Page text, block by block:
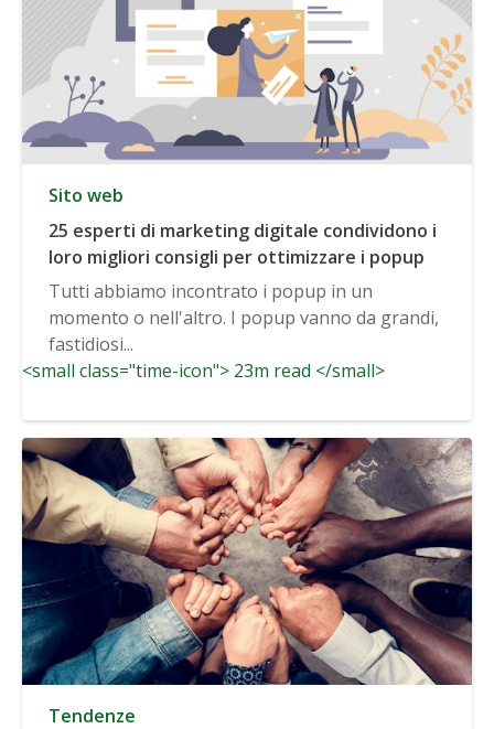
Sito web
25 esperti di marketing digitale condividono i
loro migliori consigli per ottimizzare i popup
Tutti abbiamo incontrato i popup in un
momento o nell'altro. I popup vanno da grandi,
fastidiosi...
<small class="time-icon"> 23m read </small>
Tendenze